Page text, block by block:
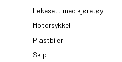
Lekesett med kjøretøy
Motorsykkel
Plastbiler
Skip